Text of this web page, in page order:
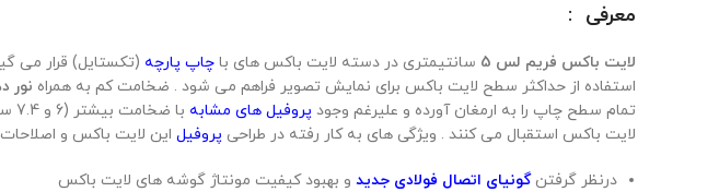
معرفی :
لایت باکس فریم لس 5 سانتیمتری در دسته لایت باکس های با چاپ پارچه (تکستایل) قرار می
استفاده از حداکثر سطح لایت باکس برای نمایش تصویر فراهم می شود . ضخامت کم به همراه نور
تمام سطح چاپ را به ارمغان آورده و علیرغم وجود پروفیل های مشابه با ضخامت بیشتر (6 و 7.4 سانتیمتری) مشتریانی که به دنبال محصول با
لایت باکس استقبال می کنند . ویژگی های به کار رفته در طراحی پروفیل این لایت باکس و اصلاحات آن نسبت به نمونه های
درنظر گرفتنگونیای اتصال فولادی جدید و بهبود کیفیت مونتاژ گوشه های لایت باکس